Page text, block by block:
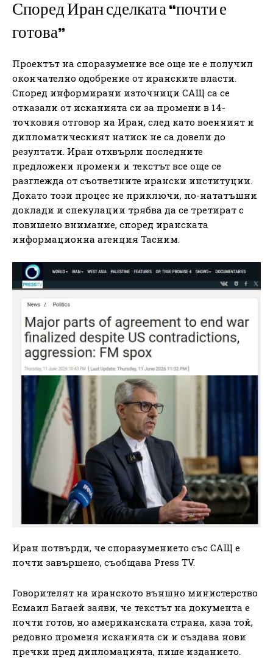
Според Иран сделката “почти е
готова”
Проектът на споразумение все още не е получил
окончателно одобрение от иранските власти.
Според информирани източници САЩ са се
отказали от исканията си за промени в 14-
точковия отговор на Иран, след като военният и
дипломатическият натиск не са довели до
резултати. Иран отхвърли последните
предложени промени и текстът все още се
разглежда от съответните ирански институции.
Докато този процес не приключи, по-нататъшни
доклади и спекулации трябва да се третират с
повишено внимание, според иранската
информационна агенция Тасним.
Иран потвърди, че споразумението със САЩ е
почти завършено, съобщава Press TV.
Говорителят на иранското външно министерство
Есмаил Багаей заяви, че текстът на документа е
почти готов, но американската страна, каза той,
редовно променя исканията си и създава нови
пречки пред дипломацията, пише изданието.